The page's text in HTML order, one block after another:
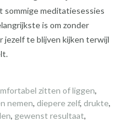
sommige meditatiesessies
is om zonder
jezelf te blijven kijken terwijl
zitten of liggen,
nemen, diepere zelf, drukte,
, gewenst resultaat,